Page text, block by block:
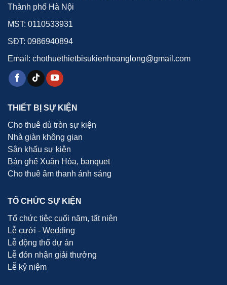
Thành phố Hà Nội
MST: 0110533931
SĐT: 0986940894
Email: chothuethietbisukienhoanglong@gmail.com
THIẾT BỊ SỰ KIỆN
Cho thuê dù tròn sự kiện
Nhà giàn không gian
Sân khấu sự kiện
Bàn ghế Xuân Hòa, banquet
Cho thuê âm thanh ánh sáng
TỔ CHỨC SỰ KIỆN
Tổ chức tiệc cuối năm, tất niên
Lễ cưới - Wedding
Lễ động thổ dự án
Lễ đón nhận giải thưởng
Lễ kỷ niệm